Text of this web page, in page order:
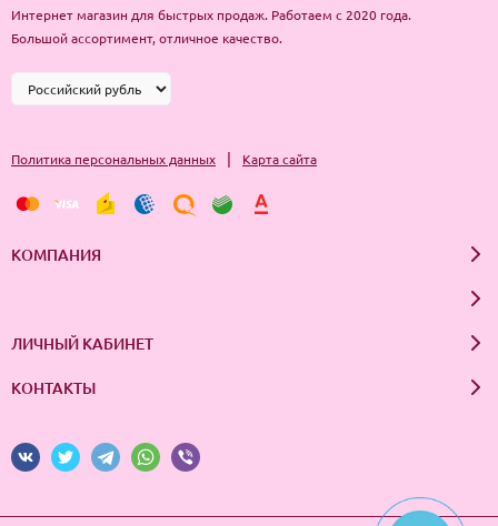
Интернет магазин для быстрых продаж. Работаем с 2020 года.
Большой ассортимент, отличное качество.
Политика персональных данных | Карта сайта
КОМПАНИЯ
ЛИЧНЫЙ КАБИНЕТ
КОНТАКТЫ